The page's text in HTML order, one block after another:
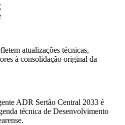
atualizações técnicas,
à consolidação original da
ADR Sertão Central 2033 é
técnica de Desenvolvimento